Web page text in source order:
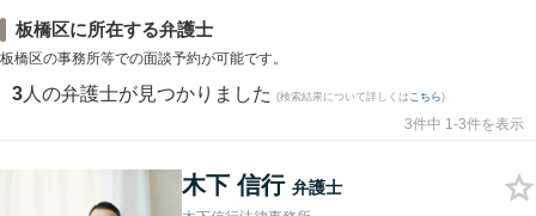
板橋区に所在する弁護士
板橋区の事務所等での面談予約が可能です。
3 人の弁護士が見つかりました (検索結果について詳しくは こちら)
3件中 1-3件を表示
木下 信行 弁護士